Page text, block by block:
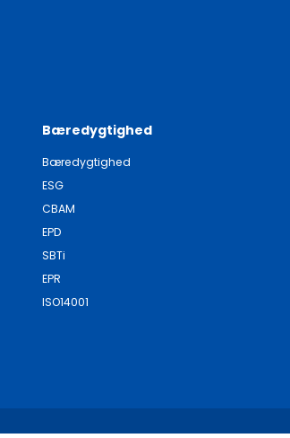
Bæredygtighed
Bæredygtighed
ESG
CBAM
EPD
SBTi
EPR
ISO14001